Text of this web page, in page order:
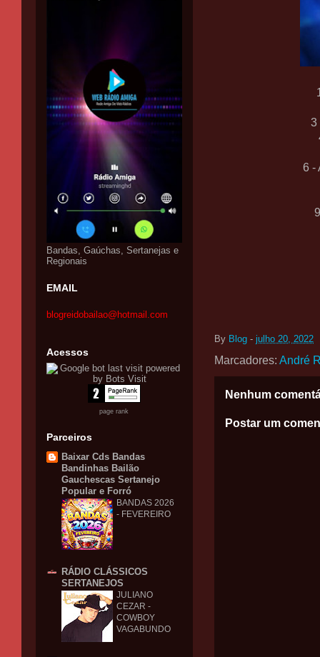
3
6 -
By Blog - julho 20, 2022
Marcadores: André
Nenhum
Postar um
Bandas, Gaúchas, Sertanejas e
Regionais
EMAIL
blogreidobailao@hotmail.com
Acessos
page rank
Parceiros
Baixar Cds Bandas
Bandinhas Bailão
Gauchescas Sertanejo
Popular e Forró
BANDAS 2026
- FEVEREIRO
RÁDIO CLÁSSICOS
SERTANEJOS
JULIANO
CEZAR -
COWBOY
VAGABUNDO